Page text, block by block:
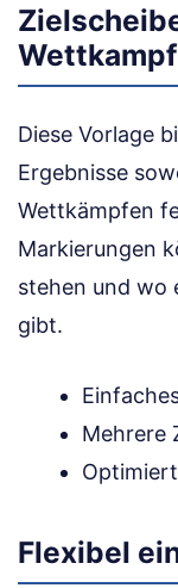
Wettkampf
Diese Vorlage
Ergebnisse
Wettkämpfen
Markierungen
stehen und wo
gibt.
Mehrere
Flexibel